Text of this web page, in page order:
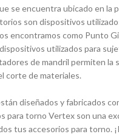
se encuentra ubicado en la
son dispositivos
encontramos como Punto
utilizados para
de mandril permiten
corte de materiales.
diseñados y fabricados
para torno Vertex son una
tus accesorios para torno.